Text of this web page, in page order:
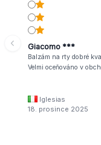
Giacomo ***
Balzám na rty dobré
Velmi oceňováno v
Iglesias
18. prosince 2025